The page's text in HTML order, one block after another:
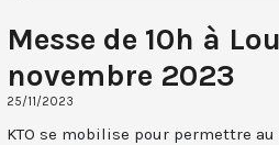
Messe de 10h à
novembre 2023
25/11/2023
KTO se mobilise pour permettre